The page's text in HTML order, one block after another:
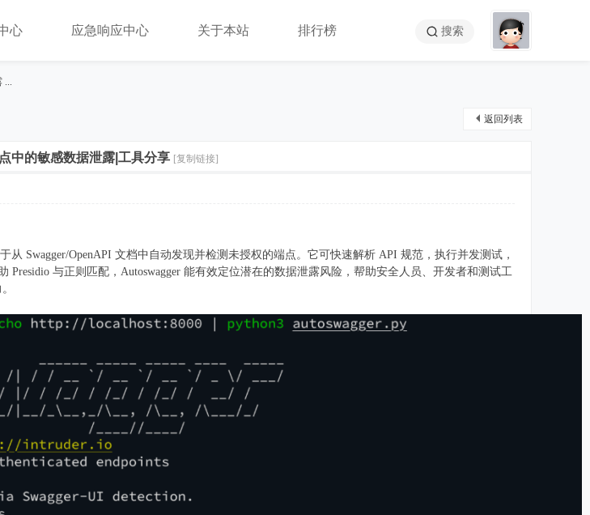
心 应急响应中心 关于本站 排行榜 搜索
...
返回列表
中的敏感数据泄露|工具分享 [复制链接]
从 Swagger/OpenAPI 文档中自动发现并检测未授权的端点。它可快速解析 API 规范，执行并发测试，
与正则匹配，Autoswagger 能有效定位潜在的数据泄露风险，帮助安全人员、开发者和测试工